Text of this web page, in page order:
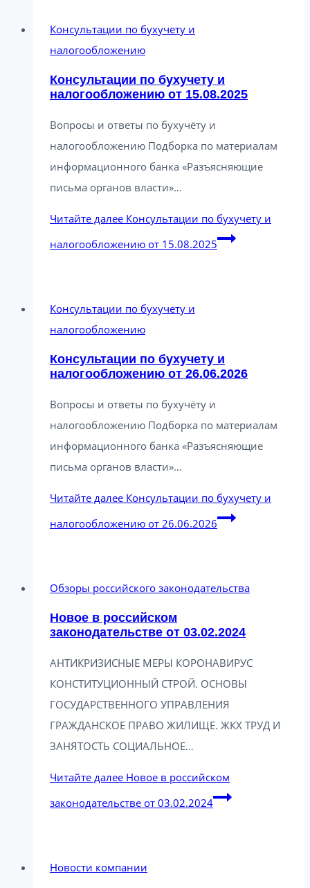
Консультации по бухучету и
налогообложению
Консультации по бухучету и
налогообложению от 15.08.2025
Вопросы и ответы по бухучёту и
налогообложению Подборка по материалам
информационного банка «Разъясняющие
письма органов власти»…
Читайте далее Консультации по бухучету и
налогообложению от 15.08.2025
Консультации по бухучету и
налогообложению
Консультации по бухучету и
налогообложению от 26.06.2026
Вопросы и ответы по бухучёту и
налогообложению Подборка по материалам
информационного банка «Разъясняющие
письма органов власти»…
Читайте далее Консультации по бухучету и
налогообложению от 26.06.2026
Обзоры российского законодательства
Новое в российском
законодательстве от 03.02.2024
АНТИКРИЗИСНЫЕ МЕРЫ КОРОНАВИРУС
КОНСТИТУЦИОННЫЙ СТРОЙ. ОСНОВЫ
ГОСУДАРСТВЕННОГО УПРАВЛЕНИЯ
ГРАЖДАНСКОЕ ПРАВО ЖИЛИЩЕ. ЖКХ ТРУД И
ЗАНЯТОСТЬ СОЦИАЛЬНОЕ…
Читайте далее Новое в российском
законодательстве от 03.02.2024
Новости компании